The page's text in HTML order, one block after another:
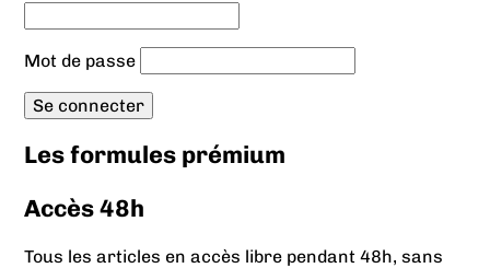
Mot de passe
Les formules prémium
Accès 48h
Tous les articles en accès libre pendant 48h, sans